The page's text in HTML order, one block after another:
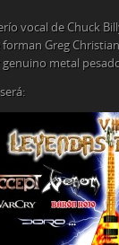
vocal de Chuck
Greg
metal